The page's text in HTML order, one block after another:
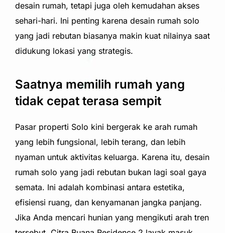
desain rumah, tetapi juga oleh kemudahan akses
sehari-hari. Ini penting karena desain rumah solo
yang jadi rebutan biasanya makin kuat nilainya saat
didukung lokasi yang strategis.
Saatnya memilih rumah yang
tidak cepat terasa sempit
Pasar properti Solo kini bergerak ke arah rumah
yang lebih fungsional, lebih terang, dan lebih
nyaman untuk aktivitas keluarga. Karena itu, desain
rumah solo yang jadi rebutan bukan lagi soal gaya
semata. Ini adalah kombinasi antara estetika,
efisiensi ruang, dan kenyamanan jangka panjang.
Jika Anda mencari hunian yang mengikuti arah tren